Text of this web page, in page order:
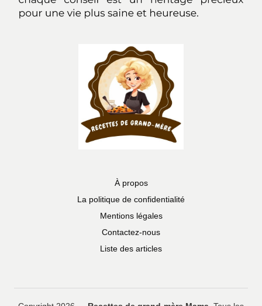
À propos
La politique de confidentialité
Mentions légales
Contactez-nous
Liste des articles